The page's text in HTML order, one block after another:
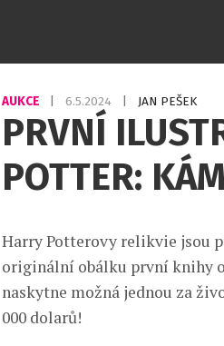
AUKCE 6.5.2024 JAN PEŠEK
PRVNÍ
POTTER:
Harry Potterovy relikvie jsou
originální obálku první knihy
naskytne možná jednou za
000 dolarů!